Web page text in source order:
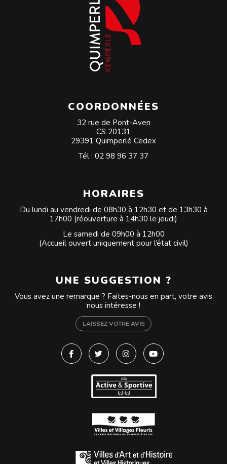
COORDONNÉES
32 rue de Pont-Aven
CS 20131
29391 Quimperlé Cedex
Tél : 02 98 96 37 37
HORAIRES
Du lundi au vendredi de 08h30 à 12h30 et de 13h30 à
17h00 (réouverture à 14h30 le jeudi)
Le samedi de 09h00 à 12h00
(Accueil ouvert uniquement pour l’état civil)
UNE SUGGESTION ?
Vous avez une remarque ? Faites-nous en part, votre avis
nous intéresse !
LAISSEZ VOTRE AVIS
Lien vers le compte Facebook
Lien vers le compte Twitter
Lien vers le compte
Lien vers la chaîne